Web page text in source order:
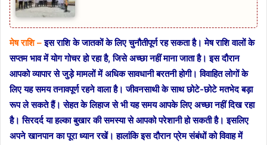
मेष राशि –इस राशि के जातकों के लिए चुनौतीपूर्ण रह सकता है। मेष राशि वालों के
सप्तम भाव में योग गोचर हो रहा है, जिसे अच्छानहीं माना जाता है। इस दौरान
आपको व्यापार से जुड़े मामलों में अधिक सावधानी बरतनी होगी। विवाहित लोगों के
लिए यह समय तनावपूर्ण रहने वाला है। जीवनसाथी के साथ छोटे-छोटे मतभेद बड़ा
रूप ले सकते हैं। सेहत के लिहाज से भी यह समय आपके लिए अच्छा नहीं दिख रहा
है। सिरदर्द या हल्का बुखार की समस्या से आपको परेशानी हो सकती है। इसलिए
अपने खानपान का पूरा ध्यान रखें। हालांकि इस दौरान प्रेम संबंधों को विवाह में